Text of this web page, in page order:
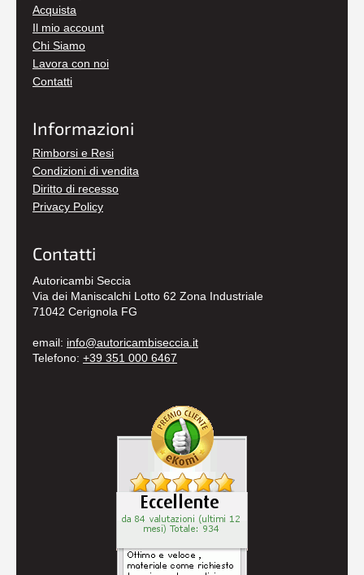
Acquista
Il mio account
Chi Siamo
Lavora con noi
Contatti
Informazioni
Rimborsi e Resi
Condizioni di vendita
Diritto di recesso
Privacy Policy
Contatti
Autoricambi Seccia
Via dei Maniscalchi Lotto 62 Zona Industriale
71042 Cerignola FG
email: info@autoricambiseccia.it
Telefono: +39 351 000 6467